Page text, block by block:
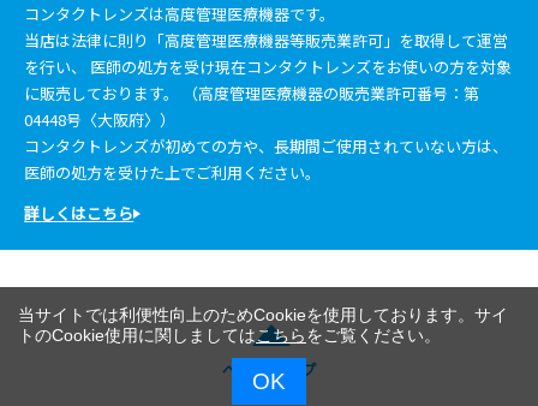
コンタクトレンズは高度管理医療機器です。
当店は法律に則り「高度管理医療機器等販売業許可」を取得して運営
を行い、 医師の処方を受け現在コンタクトレンズをお使いの方を対象
に販売しております。 （高度管理医療機器の販売業許可番号：第
04448号〈大阪府〉）
コンタクトレンズが初めての方や、長期間ご使用されていない方は、
医師の処方を受けた上でご利用ください。
詳しくはこちら
ページトップ
当サイトでは利便性向上のためCookieを使用しております。サイ
トのCookie使用に関しましてはこちらをご覧ください。
OK